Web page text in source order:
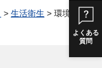
よくある
質問
> 生活衛生 > 環境衛生